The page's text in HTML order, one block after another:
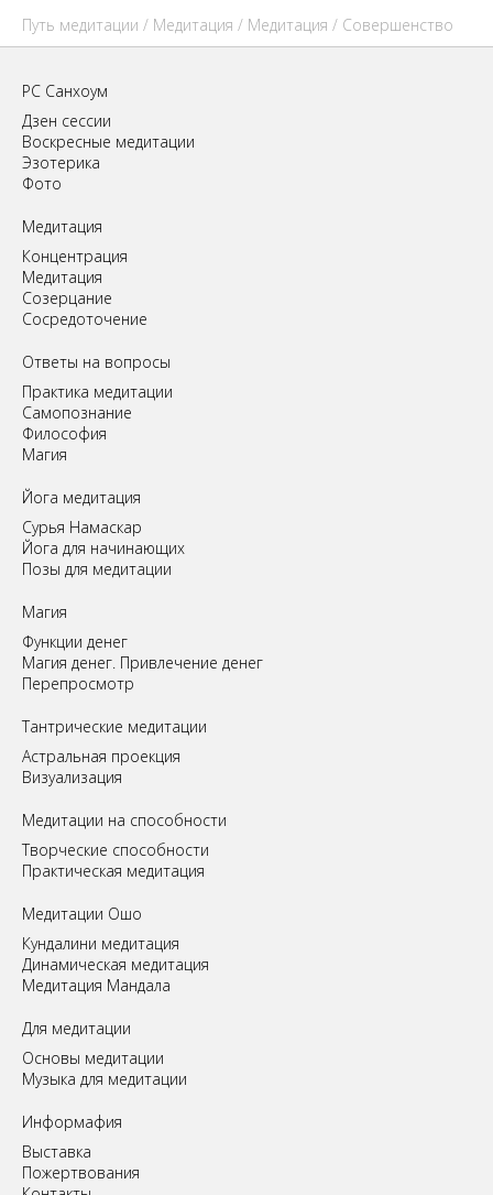
Путь медитации / Медитация / Медитация / Совершенство
РС Санхоум
Дзен сессии
Воскресные медитации
Эзотерика
Фото
Медитация
Концентрация
Медитация
Созерцание
Сосредоточение
Ответы на вопросы
Практика медитации
Самопознание
Философия
Магия
Йога медитация
Сурья Намаскар
Йога для начинающих
Позы для медитации
Магия
Функции денег
Магия денег. Привлечение денег
Перепросмотр
Tантрические медитации
Астральная проекция
Визуализация
Медитации на способности
Творческие способности
Практическая медитация
Медитации Ошо
Кундалини медитация
Динамическая медитация
Медитация Мандала
Для медитации
Основы медитации
Музыка для медитации
Информафия
Выставка
Пожертвования